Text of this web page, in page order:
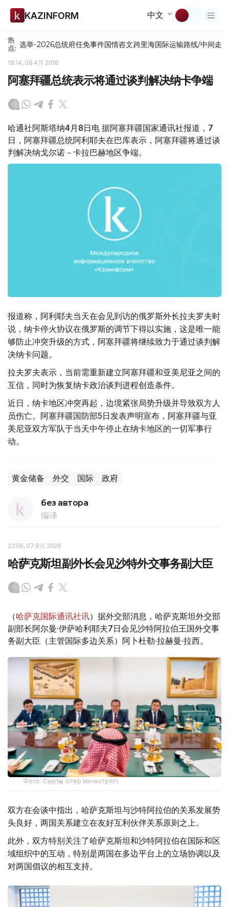
KAZINFORM 中文
热
点: 选举-2026总统府任免事件国情咨文跨里海国际运输路线/中间走廊
19:14, 08 4月 2016
阿塞拜疆总统表示将通过谈判解决纳卡争端
哈通社阿斯塔纳4月8日电 据阿塞拜疆国家通讯社报道，7
日，阿塞拜疆总统阿利耶夫在巴库表示，阿塞拜疆将通过谈
判解决纳戈尔诺－卡拉巴赫地区争端。
报道称，阿利耶夫当天在会见到访的俄罗斯外长拉夫罗夫时
说，纳卡停火协议在俄罗斯的调节下得以实施，这是唯一能
够防止冲突升级的方式，阿塞拜疆将继续致力于通过谈判解
决纳卡问题。
拉夫罗夫表示，当前需重新建立阿塞拜疆和亚美尼亚之间的
互信，同时为恢复纳卡政治谈判进程创造条件。
近日，纳卡地区冲突再起，边境紧张局势升级并导致双方人
员伤亡。阿塞拜疆国防部5日发表声明宣布，阿塞拜疆与亚
美尼亚双方军队于当天中午停止在纳卡地区的一切军事行
动。
黄金储备 外交 国际 政府
без автора
编译
22:56, 07 8月 2026
哈萨克斯坦副外长会见沙特外交事务副大臣
（哈萨克国际通讯社讯）据外交部消息，哈萨克斯坦外交部
副部长阿尔曼·伊萨哈利耶夫7日会见沙特阿拉伯王国外交事
务副大臣（主管国际多边关系）阿卜杜勒·拉赫曼·拉西。
Фото: Сыртқы істер министрлігі
双方在会谈中指出，哈萨克斯坦与沙特阿拉伯的关系发展势
头良好，两国关系建立在友好互利伙伴关系原则之上。
此外，双方特别关注了哈萨克斯坦和沙特阿拉伯在国际和区
域组织中的互动，特别是两国在多边平台上的立场协调以及
对两国倡议的相互支持。